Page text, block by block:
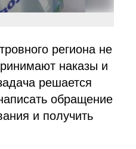
региона не
наказы и
решается
обращение
и получить